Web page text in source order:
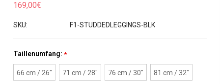
169,00€
SKU: F1-STUDDEDLEGGINGS-BLK
Taillenumfang: *
66 cm / 26" 71 cm / 28" 76 cm / 30" 81 cm / 32"